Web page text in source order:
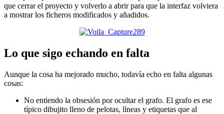
que cerrar el proyecto y volverlo a abrir para que la interfaz volviera
a mostrar los ficheros modificados y añadidos.
Lo que sigo echando en falta
Aunque la cosa ha mejorado mucho, todavía echo en falta algunas
cosas:
No entiendo la obsesión por ocultar el grafo. El grafo es ese
típico dibujito lleno de pelotas, líneas y etiquetas que al